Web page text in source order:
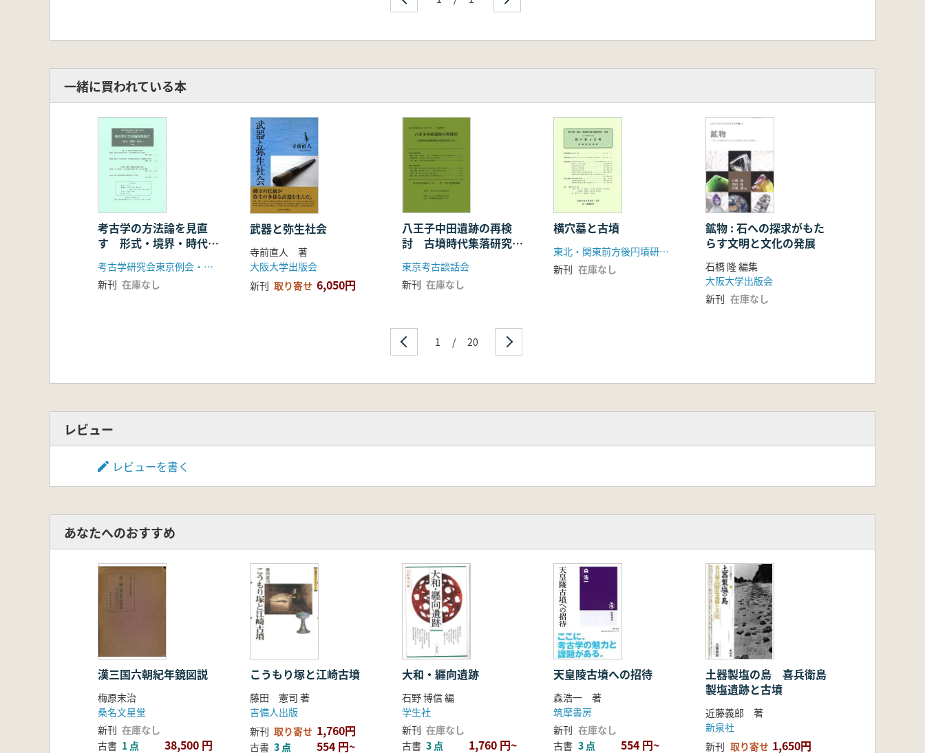
第3節 各期の意義
第4節 他の考古資料との対比
第5章 刀剣類からみた古墳時代史
第1節 刀剣類と古墳時代
第2節 古墳時代の地域間交流
第Ⅱ部 東北の古墳と政治構造
第1章 古墳の地域権力‐会津盆地からの分析‐
第1節 古墳の分布と規模
第2節 古墳の概要
第3節 古墳からみた会津
第4節 会津盆地における政治権力の動向
第2章 古墳の変遷と画期
第1節 古墳の変遷
第2節 古墳の画期
第Ⅲ部 東北古墳時代の集落と生産
第1節 古墳時代集落研究略史と問題点
第3節 古墳時代集落の諸類型
第4節 古墳時代集落の性格と特質
第2節 集落と手工業生産
第3節 手工業生産の変遷と古墳
第4節 古墳時代集落の性格と特質
結論 古墳時代史のなかの東北
第1節 古墳時代の社会とその変化
第2節 倭の国家形成と東北
一緒に買われている本
考古学の方法論を見直
す 形式・境界・時代
予稿集
考古学研究会東京例会・石器文化研究会
新刊 在庫なし
武器と弥生社会
寺前直人 著
大阪大学出版会
新刊 取り寄せ 6,050円
八王子中田遺跡の再検
討 古墳時代集落研究の
現状を考える
東京考古談話会
新刊 在庫なし
横穴墓と古墳
東北・関東前方後円墳研究会
新刊 在庫なし
鉱物 : 石への探求がもた
らす文明と文化の発展
石橋 隆 編集
大阪大学出版会
新刊 在庫なし
1 / 20
レビュー
レビューを書く
あなたへのおすすめ
漢三国六朝紀年鏡図説
梅原末治
桑名文星堂
新刊 在庫なし
古書 1 点 38,500 円
こうもり塚と江崎古墳
藤田 憲司 著
吉備人出版
新刊 取り寄せ 1,760円
古書 3 点 554 円~
大和・纒向遺跡
石野 博信 編
学生社
新刊 在庫なし
古書 3 点 1,760 円~
天皇陵古墳への招待
森浩一 著
筑摩書房
新刊 在庫なし
古書 3 点 554 円~
土器製塩の島 喜兵衛島
製塩遺跡と古墳
近藤義郎 著
新泉社
新刊 取り寄せ 1,650円